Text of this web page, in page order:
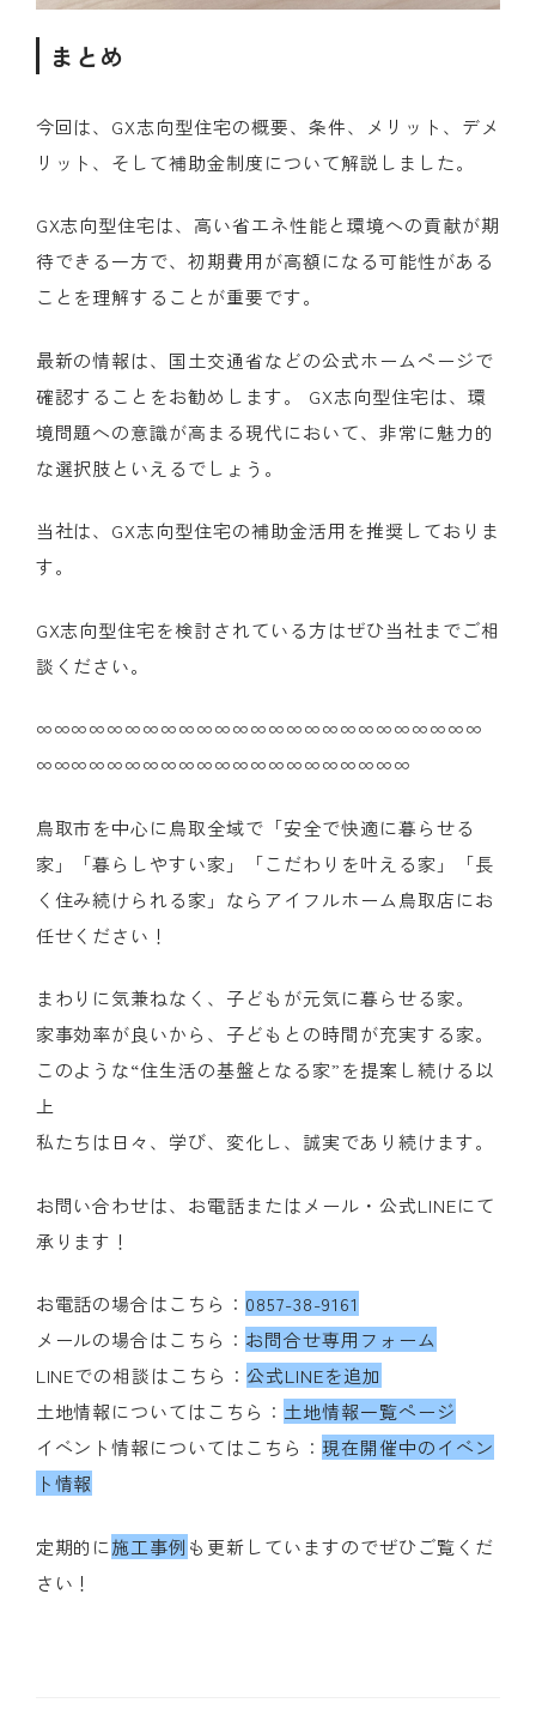
まとめ
今回は、GX志向型住宅の概要、条件、メリット、デメ
リット、そして補助金制度について解説しました。
GX志向型住宅は、高い省エネ性能と環境への貢献が期
待できる一方で、初期費用が高額になる可能性がある
ことを理解することが重要です。
最新の情報は、国土交通省などの公式ホームページで
確認することをお勧めします。 GX志向型住宅は、環
境問題への意識が高まる現代において、非常に魅力的
な選択肢といえるでしょう。
当社は、GX志向型住宅の補助金活用を推奨しておりま
す。
GX志向型住宅を検討されている方はぜひ当社までご相
談ください。
∞∞∞∞∞∞∞∞∞∞∞∞∞∞∞∞∞∞∞∞∞∞∞∞∞
∞∞∞∞∞∞∞∞∞∞∞∞∞∞∞∞∞∞∞∞∞
鳥取市を中心に鳥取全域で「安全で快適に暮らせる
家」「暮らしやすい家」「こだわりを叶える家」「長
く住み続けられる家」ならアイフルホーム鳥取店にお
任せください！
まわりに気兼ねなく、子どもが元気に暮らせる家。
家事効率が良いから、子どもとの時間が充実する家。
このような“住生活の基盤となる家”を提案し続ける以
上
私たちは日々、学び、変化し、誠実であり続けます。
お問い合わせは、お電話またはメール・公式LINEにて
承ります！
お電話の場合はこちら： 0857-38-9161
メールの場合はこちら： お問合せ専用フォーム
LINEでの相談はこちら：公式LINEを追加
土地情報についてはこちら： 土地情報一覧ページ
イベント情報についてはこちら： 現在開催中のイベン
ト情報
定期的に施工事例 も更新していますのでぜひご覧くだ
さい！